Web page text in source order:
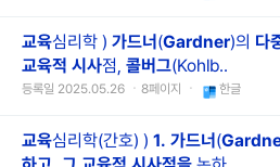
교육심리학 ) 가드너 (Gardner)의 다
교육적 시사점, 콜버그(Kohlb..
등록일 2025.05.26 ㆍ8페이지 ㆍ 한글
교육심리학(간호) ) 1. 가드너 (